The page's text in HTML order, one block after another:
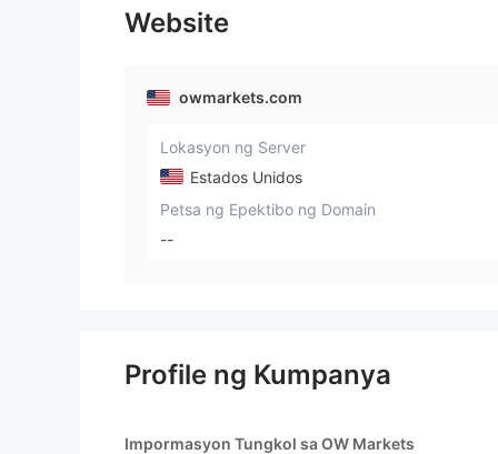
Website
owmarkets.com
Lokasyon ng Server
Estados Unidos
Petsa ng Epektibo ng Domain
--
Profile ng Kumpanya
Impormasyon Tungkol sa OW Markets